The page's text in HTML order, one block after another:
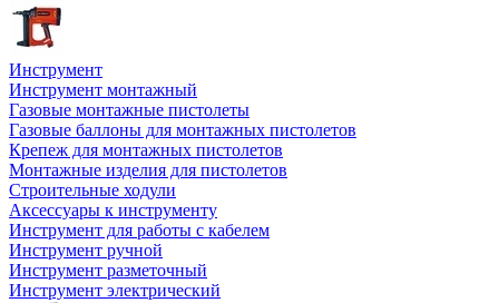
Инструмент
Инструмент монтажный
Газовые монтажные пистолеты
Газовые баллоны для монтажных пистолетов
Крепеж для монтажных пистолетов
Монтажные изделия для пистолетов
Строительные ходули
Аксессуары к инструменту
Инструмент для работы с кабелем
Инструмент ручной
Инструмент разметочный
Инструмент электрический